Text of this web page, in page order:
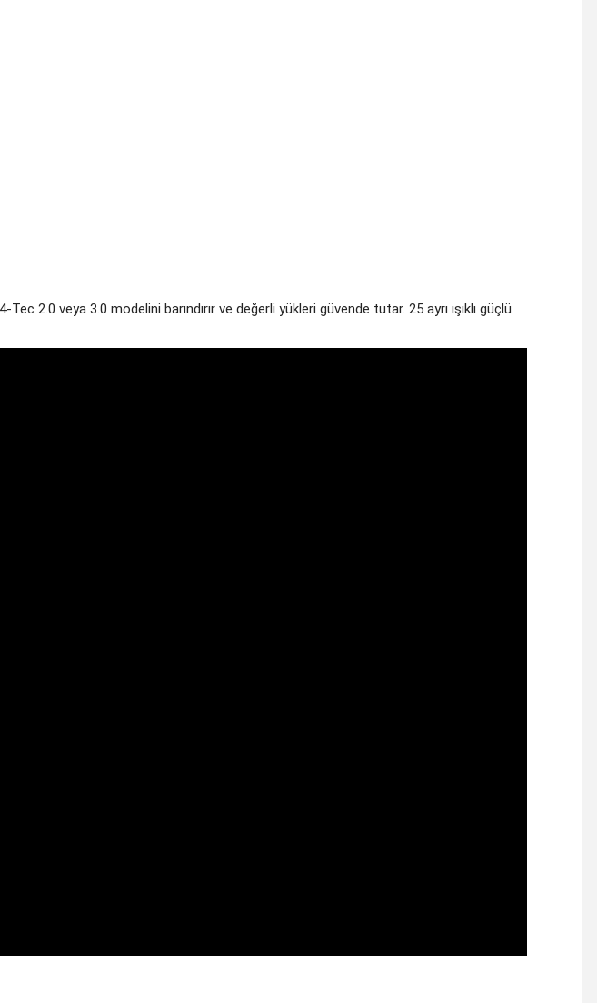
2.0 veya 3.0 modelini barındırır ve değerli yükleri güvende tutar. 25 ayrı ışıklı güçlü